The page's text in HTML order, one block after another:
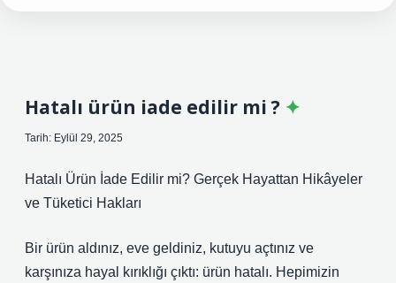
Hatalı ürün iade edilir mi ?
Tarih: Eylül 29, 2025
Hatalı Ürün İade Edilir mi? Gerçek Hayattan Hikâyeler
ve Tüketici Hakları
Bir ürün aldınız, eve geldiniz, kutuyu açtınız ve
karşınıza hayal kırıklığı çıktı: ürün hatalı. Hepimizin